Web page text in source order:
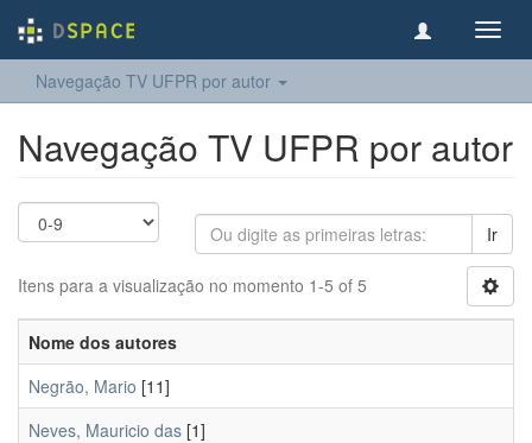
Navegação TV UFPR por autor
Navegação TV UFPR por autor
Ir
Itens para a visualização no momento 1-5 of 5
Nome dos autores
Negrão, Mario [11]
Neves, Mauricio das [1]